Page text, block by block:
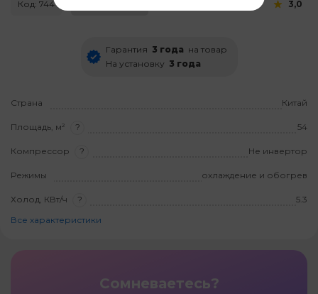
Код: 744 3,0
Гарантия 3 года на товар
На установку 3 года
Страна Китай
Площадь, м² ? 54
Компрессор ? Не инвертор
Режимы охлаждение и обогрев
Холод, КВт/ч ?
5.3
Все характеристики
Сомневаетесь?